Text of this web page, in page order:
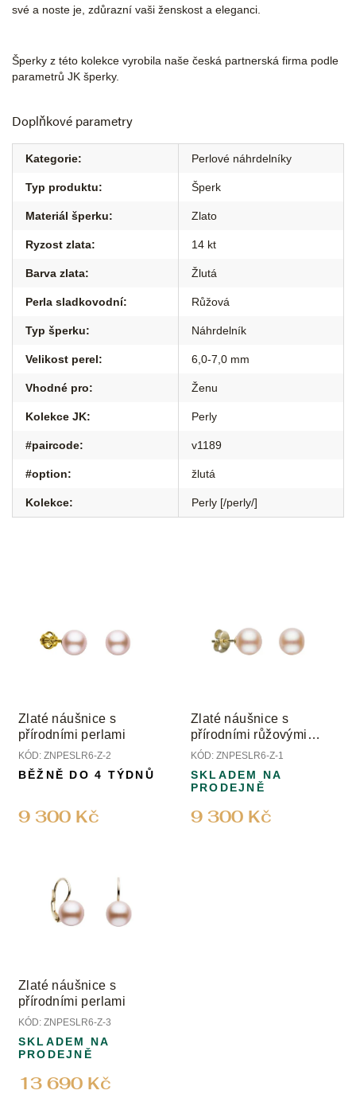
své a noste je, zdůrazní vaši ženskost a eleganci.
Šperky z této kolekce vyrobila naše česká partnerská firma podle
parametrů JK šperky.
Doplňkové parametry
Kategorie: Perlové náhrdelníky
Typ produktu: Šperk
Materiál šperku: Zlato
Ryzost zlata: 14 kt
Barva zlata: Žlutá
Perla sladkovodní: Růžová
Typ šperku: Náhrdelník
Velikost perel: 6,0-7,0 mm
Vhodné pro: Ženu
Kolekce JK: Perly
#paircode: v1189
#option: žlutá
Kolekce: Perly [/perly/]
Zlaté náušnice s
přírodními perlami
KÓD: ZNPESLR6-Z-2
9 300 Kč
BĚŽNĚ DO 4 TÝDNŮ
Zlaté náušnice s
přírodními růžovými
perlami
KÓD: ZNPESLR6-Z-1
9 300 Kč
SKLADEM NA
PRODEJNĚ
Zlaté náušnice s
přírodními perlami
KÓD: ZNPESLR6-Z-3
13 690 Kč
SKLADEM NA
PRODEJNĚ